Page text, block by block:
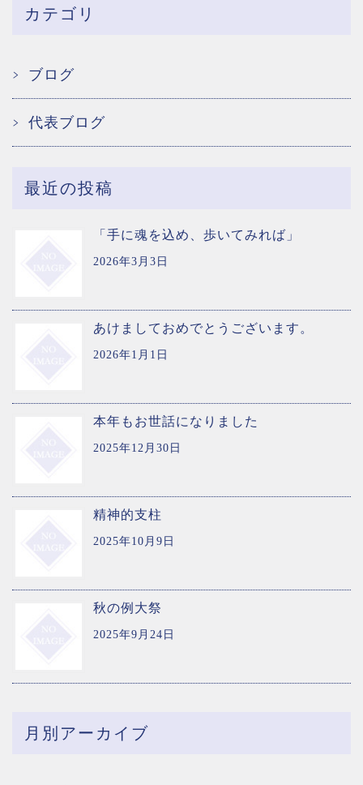
カテゴリ
ブログ
代表ブログ
最近の投稿
「手に魂を込め、歩いてみれば」
2026年3月3日
あけましておめでとうございます。
2026年1月1日
本年もお世話になりました
2025年12月30日
精神的支柱
2025年10月9日
秋の例大祭
2025年9月24日
月別アーカイブ